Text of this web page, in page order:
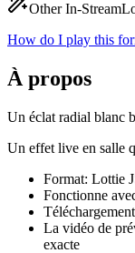
Other In-Stream
How do I play this
À propos
Un éclat radial blanc
Un effet live en salle
Format: Lottie
Fonctionne
La vidéo de
exacte